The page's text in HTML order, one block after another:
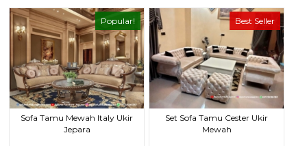
Popular!
Sofa Tamu Mewah Italy Ukir
Jepara
Best Seller
Set Sofa Tamu Cester Ukir
Mewah